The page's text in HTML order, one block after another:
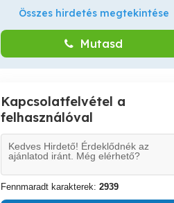
Összes hirdetés megtekintése
Mutasd
Kapcsolatfelvétel a
felhasználóval
Fennmaradt karakterek: 2939